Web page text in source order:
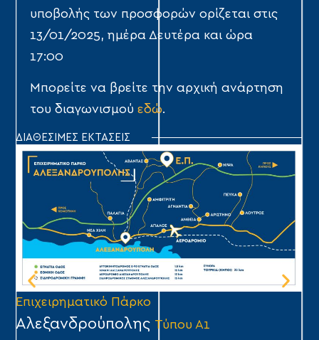
υποβολής των προσφορών ορίζεται στις
13/01/2025, ημέρα Δευτέρα και ώρα
17:00
Μπορείτε να βρείτε την αρχική ανάρτηση
του διαγωνισμούεδώ.
ΔΙΑΘΕΣΙΜΕΣ ΕΚΤΑΣΕΙΣ
Επιχειρηματικό Πάρκο
Αλεξανδρούπολης Τύπου Α1